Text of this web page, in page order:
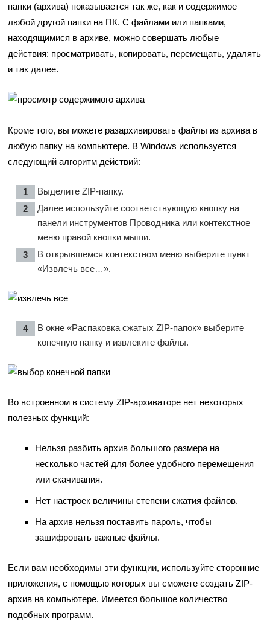
папки (архива) показывается так же, как и содержимое
любой другой папки на ПК. С файлами или папками,
находящимися в архиве, можно совершать любые
действия: просматривать, копировать, перемещать, удалять
и так далее.
Кроме того, вы можете разархивировать файлы из архива в
любую папку на компьютере. В Windows используется
следующий алгоритм действий:
Выделите ZIP-папку.
Далее используйте соответствующую кнопку на
панели инструментов Проводника или контекстное
меню правой кнопки мыши.
В открывшемся контекстном меню выберите пункт
«Извлечь все…».
В окне «Распаковка сжатых ZIP-папок» выберите
конечную папку и извлеките файлы.
Во встроенном в систему ZIP-архиваторе нет некоторых
полезных функций:
Нельзя разбить архив большого размера на
несколько частей для более удобного перемещения
или скачивания.
Нет настроек величины степени сжатия файлов.
На архив нельзя поставить пароль, чтобы
зашифровать важные файлы.
Если вам необходимы эти функции, используйте сторонние
приложения, с помощью которых вы сможете создать ZIP-
архив на компьютере. Имеется большое количество
подобных программ.